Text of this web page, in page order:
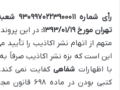
تهران مورخ ۱۳۹۳/۰۱/۱۹:
در این
متهم از اتهام نشر اکاذیب را
این است که بزه نشر اکاذیب صرفاً
با اظهارات شفاهیکفایت نمی
کتبی بودن در